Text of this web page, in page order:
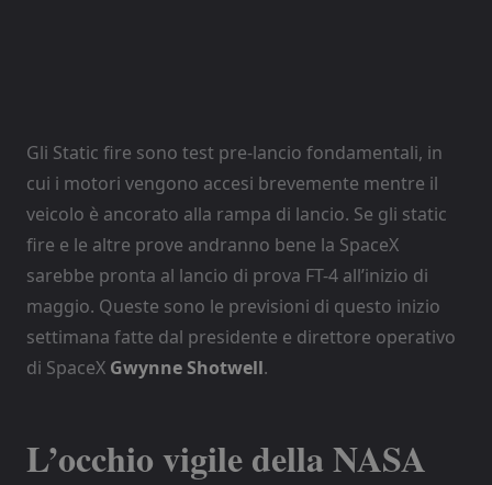
Gli Static fire sono test pre-lancio fondamentali, in
cui i motori vengono accesi brevemente mentre il
veicolo è ancorato alla rampa di lancio. Se gli static
fire e le altre prove andranno bene la SpaceX
sarebbe pronta al lancio di prova FT-4 all’inizio di
maggio. Queste sono le previsioni di questo inizio
settimana fatte dal presidente e direttore operativo
di SpaceX Gwynne Shotwell.
L’occhio vigile della NASA